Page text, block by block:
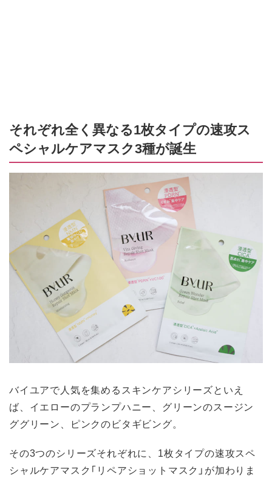
それぞれ全く異なる1枚タイプの速攻ス
ペシャルケアマスク3種が誕生
バイユアで人気を集めるスキンケアシリーズといえ
ば、イエローのプランプハニー、グリーンのスージン
ググリーン、ピンクのビタギビング。
その3つのシリーズそれぞれに、1枚タイプの速攻スペ
シャルケアマスク「リペアショットマスク」が加わりま